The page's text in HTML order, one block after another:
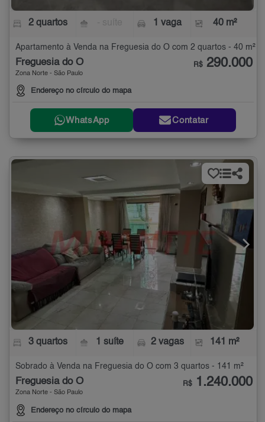
2 quartos 1 vaga 40 m²
Apartamento à Venda na Freguesia do Ó com 2 quartos - 40 m²
Freguesia do Ó
Zona Norte - São Paulo
Endereço no círculo do mapa
R$ 290.000
WhatsApp Contatar
3 quartos 1 suíte 2 vagas 141 m²
Sobrado à Venda na Freguesia do Ó com 3 quartos - 141 m²
Freguesia do Ó
Zona Norte - São Paulo
Endereço no círculo do mapa
R$ 1.240.000